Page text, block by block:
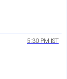
5:30 PM IST